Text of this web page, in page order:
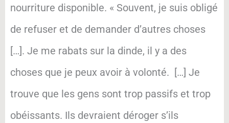
nourriture disponible. « Souvent, je suis obligé
de refuser et de demander d’autres choses
[…]. Je me rabats sur la dinde, il y a des
choses que je peux avoir à volonté. […] Je
trouve que les gens sont trop passifs et trop
obéissants. Ils devraient déroger s’ils